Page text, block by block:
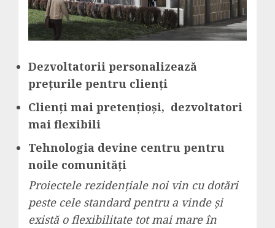
Dezvoltatorii personalizează
prețurile pentru clienți
Clienți mai pretențioși, dezvoltatori
mai flexibili
Tehnologia devine centru pentru
noile comunități
Proiectele rezidențiale noi vin cu dotări
peste cele standard pentru a vinde și
există o flexibilitate tot mai mare în